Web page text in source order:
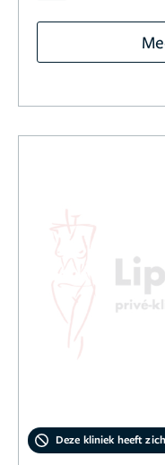
Deze kliniek heeft